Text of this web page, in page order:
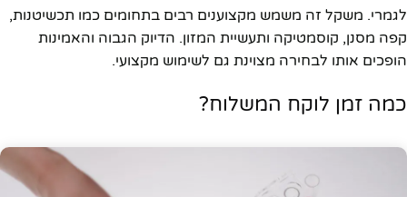
לגמרי. משקל זה משמש מקצוענים רבים בתחומים כמו תכשיטנות,
קפה מסנן, קוסמטיקה ותעשיית המזון. הדיוק הגבוה והאמינות
הופכים אותו לבחירה מצוינת גם לשימוש מקצועי.
כמה זמן לוקח המשלוח?